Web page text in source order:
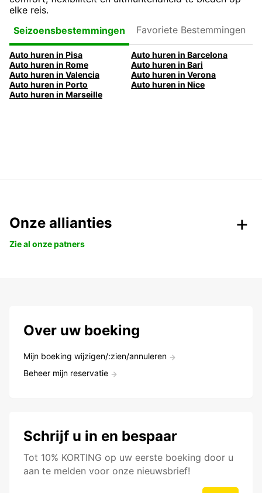
elke reis.
Seizoensbestemmingen
Bestemmingen
Auto huren in Pisa
Auto huren in Barcelona
Auto huren in Rome
Auto huren in Bari
Auto huren in Valencia
Auto huren in Verona
Auto huren in Porto
Auto huren in Nice
Auto huren in Marseille
Onze allianties
Zie al onze patners
Over uw boeking
Mijn boeking wijzigen/:zien/annuleren
Beheer mijn reservatie
Schrijf u in en bespaar
Tot 10% KORTING op uw eerste boeking door u
aan te melden voor onze nieuwsbrief!